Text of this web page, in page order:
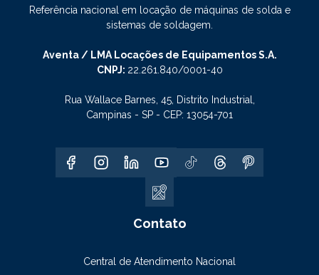
Referência nacional em locação de máquinas de solda e
sistemas de soldagem.
Aventa / LMA Locações de Equipamentos S.A.
CNPJ: 22.261.840/0001-40
Rua Wallace Barnes, 45, Distrito Industrial,
Campinas - SP - CEP: 13054-701
Contato
Central de Atendimento Nacional